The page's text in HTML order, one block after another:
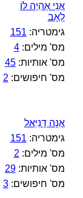
אֲנִי אֶהְיֶה לּוֹ
לְאָב
גימטריה: 151
מס' מילים:4
מס' אותיות:45
מס' חיפושים: 2
אֲנָה דָנִיֵּאל
גימטריה: 151
מס' מילים: 2
מס' אותיות:29
מס' חיפושים:3